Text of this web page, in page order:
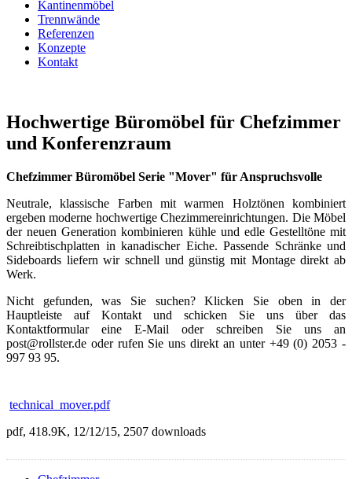
Kantinenmöbel
Trennwände
Referenzen
Konzepte
Kontakt
Hochwertige Büromöbel für Chefzimmer
und Konferenzraum
Chefzimmer Büromöbel Serie "Mover" für Anspruchsvolle
Neutrale, klassische Farben mit warmen Holztönen kombiniert
ergeben moderne hochwertige Chezimmereinrichtungen. Die Möbel
der neuen Generation kombinieren kühle und edle Gestelltöne mit
Schreibtischplatten in kanadischer Eiche. Passende Schränke und
Sideboards liefern wir schnell und günstig mit Montage direkt ab
Werk.
Nicht gefunden, was Sie suchen? Klicken Sie oben in der
Hauptleiste auf Kontakt und schicken Sie uns über das
Kontaktformular eine E-Mail oder schreiben Sie uns an
post@rollster.de oder rufen Sie uns direkt an unter +49 (0) 2053 -
997 93 95.
technical_mover.pdf
pdf, 418.9K, 12/12/15, 2507 downloads